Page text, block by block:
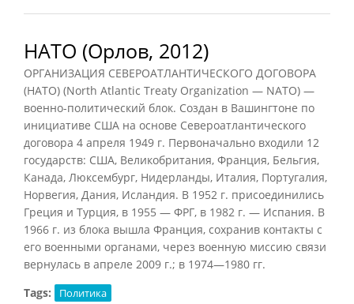
НАТО (Орлов, 2012)
ОРГАНИЗАЦИЯ СЕВЕРОАТЛАНТИЧЕСКОГО ДОГОВОРА
(НАТО) (North Atlantic Treaty Organization — NATO) —
военно-политический блок. Создан в Вашингтоне по
инициативе США на основе Североатлантического
договора 4 апреля 1949 г. Первоначально входили 12
государств: США, Великобритания, Франция, Бельгия,
Канада, Люксембург, Нидерланды, Италия, Португалия,
Норвегия, Дания, Исландия. В 1952 г. присоединились
Греция и Турция, в 1955 — ФРГ, в 1982 г. — Испания. В
1966 г. из блока вышла Франция, сохранив контакты с
его военными органами, через военную миссию связи
вернулась в апреле 2009 г.; в 1974—1980 гг.
Tags:
Политика